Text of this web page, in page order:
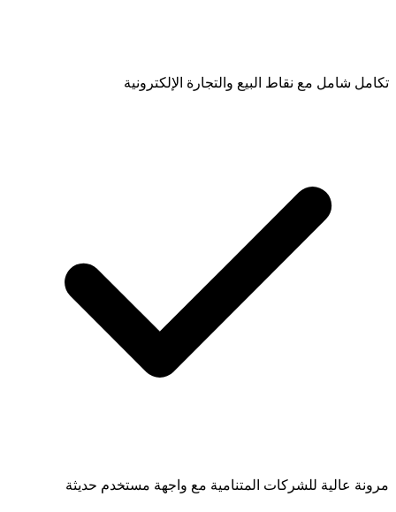
تكامل شامل مع نقاط البيع والتجارة الإلكترونية
مرونة عالية للشركات المتنامية مع واجهة مستخدم حديثة